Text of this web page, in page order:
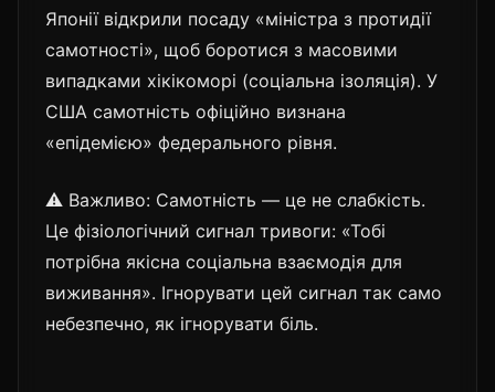
Японії відкрили посаду «міністра з протидії
самотності», щоб боротися з масовими
випадками хікікоморі (соціальна ізоляція). У
США самотність офіційно визнана
«епідемією» федерального рівня.
⚠️ Важливо: Самотність — це не слабкість.
Це фізіологічний сигнал тривоги: «Тобі
потрібна якісна соціальна взаємодія для
виживання». Ігнорувати цей сигнал так само
небезпечно, як ігнорувати біль.